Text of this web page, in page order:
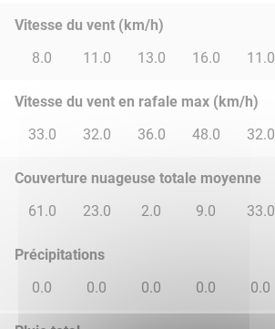
Vitesse du vent (km/h)
8.0
11.0 13.0 16.0 11.0
Vitesse du vent en rafale max (km/h)
33.0
32.0 36.0 48.0 32.0
Couverture nuageuse totale moyenne
61.0
23.0 2.0 9.0 33.0
Précipitations
0.0
0.0 0.0 0.0 0.0